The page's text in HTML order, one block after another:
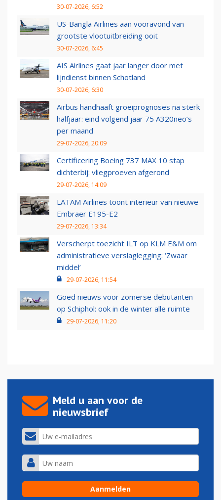
30-07-2026, 6:52
US-Bangla Airlines aan vooravond van
grootste vlootuitbreiding ooit
30-07-2026, 6:45
AIS Airlines gaat jaar langer door met
lijndienst binnen Schotland
30-07-2026, 6:30
Airbus handhaaft groeiprognoses na sterk
halfjaar: eind volgend jaar 75 A320neo’s
per maand
29-07-2026, 20:09
Certificering Boeing 737 MAX 10 stap
dichterbij: vliegproeven afgerond
29-07-2026, 14:09
LATAM Airlines toont interieur van nieuwe
Embraer E195-E2
29-07-2026, 13:34
Verscherpt toezicht ILT op KLM E&M om
administratieve verslaglegging: ‘Zwaar
middel’
29-07-2026, 11:54
Goed nieuws voor zomerse debutanten
op Schiphol: ook in de winter alle ruimte
29-07-2026, 11:20
Meld u aan voor de
nieuwsbrief